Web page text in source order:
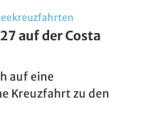
auf der Costa
auf eine
Kreuzfahrt zu den